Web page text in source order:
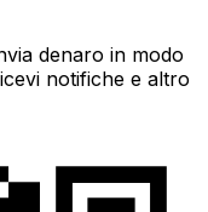
denaro in modo
notifiche e altro